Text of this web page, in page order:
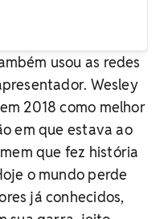
usou as redes
Wesley
2018 como melhor
em que estava ao
que fez história
o mundo perde
já conhecidos,